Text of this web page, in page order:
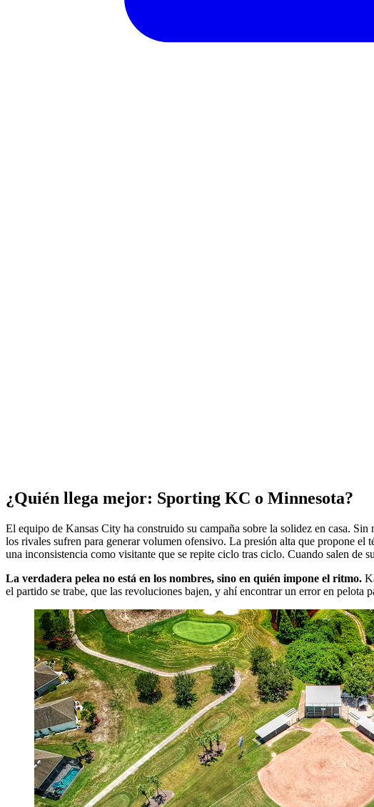
¿Quién llega mejor: Sporting KC o Minnesota?
El equipo de Kansas City ha construido su campaña sobre la solidez en casa.
los rivales sufren para generar volumen ofensivo. La presión alta que propone el
una inconsistencia como visitante que se repite ciclo tras ciclo. Cuando salen de
La verdadera pelea no está en los nombres, sino en quién impone el ritmo.
el partido se trabe, que las revoluciones bajen, y ahí encontrar un error en pelota